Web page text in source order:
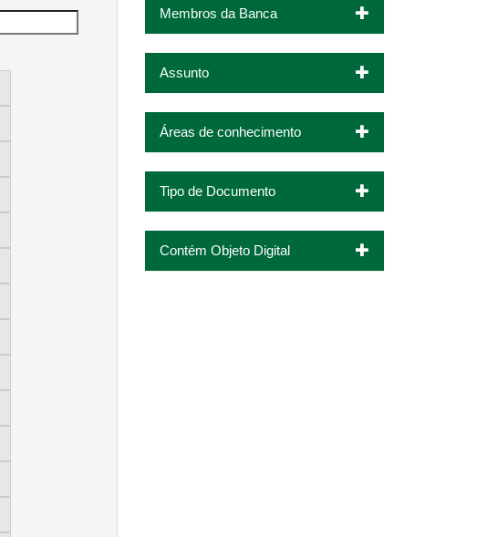
Membros da Banca
Assunto
Áreas de conhecimento
Tipo de Documento
Contém Objeto Digital